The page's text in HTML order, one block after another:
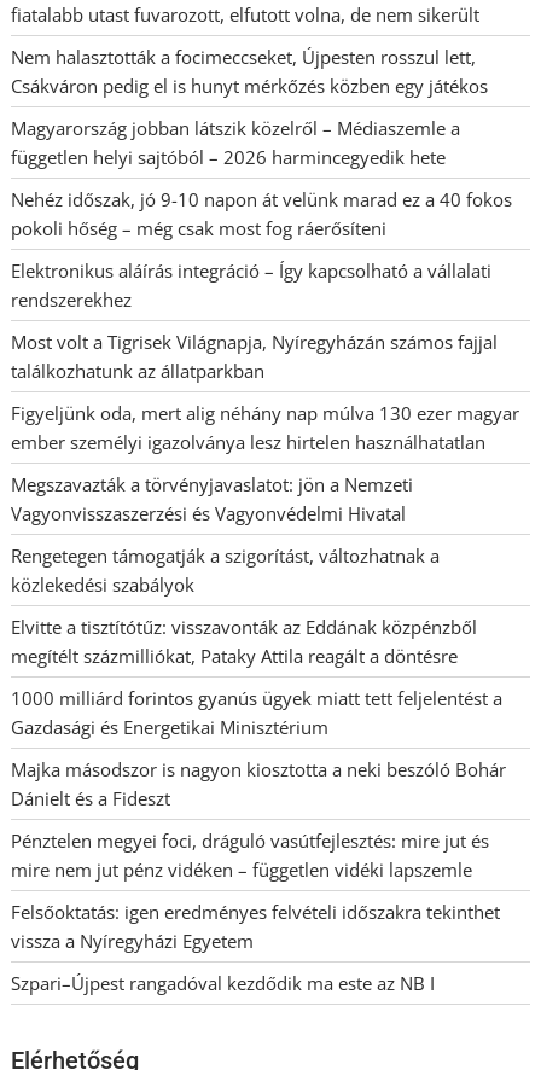
fiatalabb utast fuvarozott, elfutott volna, de nem sikerült
Nem halasztották a focimeccseket, Újpesten rosszul lett,
Csákváron pedig el is hunyt mérkőzés közben egy játékos
Magyarország jobban látszik közelről – Médiaszemle a
független helyi sajtóból – 2026 harmincegyedik hete
Nehéz időszak, jó 9-10 napon át velünk marad ez a 40 fokos
pokoli hőség – még csak most fog ráerősíteni
Elektronikus aláírás integráció – Így kapcsolható a vállalati
rendszerekhez
Most volt a Tigrisek Világnapja, Nyíregyházán számos fajjal
találkozhatunk az állatparkban
Figyeljünk oda, mert alig néhány nap múlva 130 ezer magyar
ember személyi igazolványa lesz hirtelen használhatatlan
Megszavazták a törvényjavaslatot: jön a Nemzeti
Vagyonvisszaszerzési és Vagyonvédelmi Hivatal
Rengetegen támogatják a szigorítást, változhatnak a
közlekedési szabályok
Elvitte a tisztítótűz: visszavonták az Eddának közpénzből
megítélt százmilliókat, Pataky Attila reagált a döntésre
1000 milliárd forintos gyanús ügyek miatt tett feljelentést a
Gazdasági és Energetikai Minisztérium
Majka másodszor is nagyon kiosztotta a neki beszóló Bohár
Dánielt és a Fideszt
Pénztelen megyei foci, dráguló vasútfejlesztés: mire jut és
mire nem jut pénz vidéken – független vidéki lapszemle
Felsőoktatás: igen eredményes felvételi időszakra tekinthet
vissza a Nyíregyházi Egyetem
Szpari–Újpest rangadóval kezdődik ma este az NB I
Elérhetőség